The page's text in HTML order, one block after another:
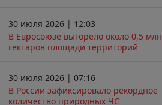
30 июля 2026 | 12:03
В Евросоюзе выгорело около 0,5 млн
гектаров площади территорий
30 июля 2026 | 07:16
В России зафиксировало рекордное
количество природных ЧС